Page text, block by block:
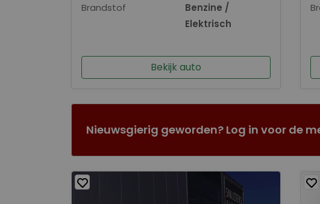
Brandstof
Benzine /
Elektrisch
Bekijk auto
Nieuwsgierig geworden? Log in voor de